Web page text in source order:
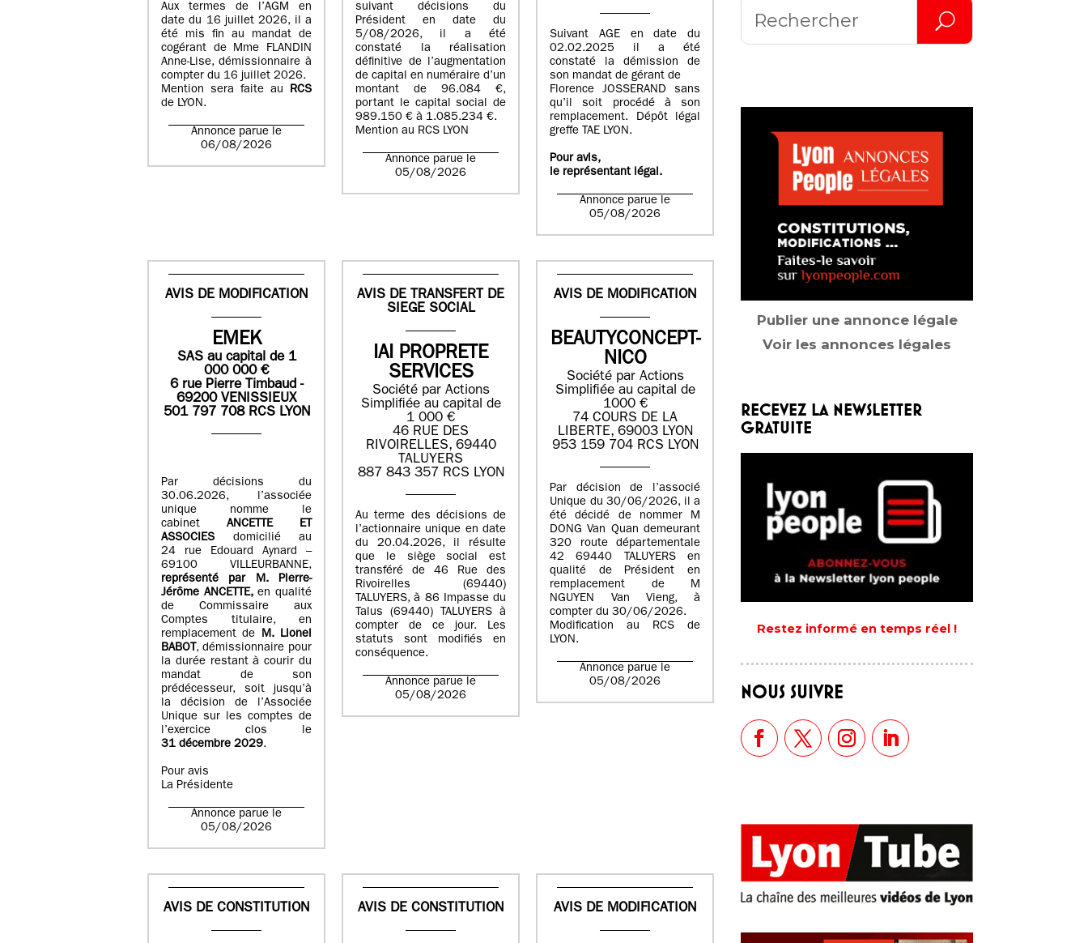
Aux termes de l’AGM en
date du 16 juillet 2026, il a
été mis fin au mandat de
cogérant de Mme FLANDIN
Anne-Lise, démissionnaire à
compter du 16 juillet 2026.
Mention sera faite au RCS
de LYON.
Annonce parue le
06/08/2026
suivant décisions du
Président en date du
5/08/2026, il a été
constaté la réalisation
définitive de l’augmentation
de capital en numéraire d’un
montant de 96.084 €,
portant le capital social de
989.150 € à 1.085.234 €.
Mention au RCS LYON
Annonce parue le
05/08/2026
Suivant AGE en date du
02.02.2025 il a été
constaté la démission de
son mandat de gérant de
Florence JOSSERAND sans
qu’il soit procédé à son
remplacement. Dépôt légal
greffe TAE LYON.
Pour avis,
le représentant légal.
Annonce parue le
05/08/2026
AVIS DE MODIFICATION
EMEK
SASau capital de 1
000 000€
6 rue Pierre Timbaud -
69200 VENISSIEUX
501 797 708 RCS LYON
Par décisions du
30.06.2026, l’associée
unique nomme le
cabinet ANCETTE ET
ASSOCIES
domicilié au
24 rue Edouard Aynard –
69100 VILLEURBANNE,
représenté par M.Pierre-
Jérôme ANCETTE, en qualité
de Commissaire aux
Comptes titulaire, en
remplacement de M.Lionel
BABOT, démissionnaire pour
la durée restant à courir du
mandat de son
prédécesseur, soit jusqu’à
la décision de l’Associée
Unique sur les comptes de
l’exercice clos le
31 décembre 2029.
Pour avis
La Présidente
Annonce parue le
05/08/2026
AVIS DE TRANSFERT DE
SIEGE SOCIAL
IAI PROPRETE
SERVICES
Société par Actions
Simplifiée au capital de
1 000 €
46 RUE DES
RIVOIRELLES, 69440
TALUYERS
887 843 357 RCS LYON
Au terme des décisions de
l’actionnaire unique en date
du 20.04.2026, il résulte
que le siège social est
transféré de 46 Rue des
Rivoirelles (69440)
TALUYERS, à 86 Impasse du
Talus (69440) TALUYERS à
compter de ce jour. Les
statuts sont modifiés en
conséquence.
Annonce parue le
05/08/2026
AVIS DE MODIFICATION
BEAUTYCONCEPT-
NICO
Société par Actions
Simplifiée au capital de
1000 €
74 COURS DE LA
LIBERTE, 69003 LYON
953 159 704 RCS LYON
Par décision de l’associé
Unique du 30/06/2026, il a
été décidé de nommer M
DONG Van Quan demeurant
320 route départementale
42 69440 TALUYERS en
qualité de Président en
remplacement de M
NGUYEN Van Vieng, à
compter du 30/06/2026.
Modification au RCS de
LYON.
Annonce parue le
05/08/2026
AVIS DE CONSTITUTION AVIS DE CONSTITUTION AVIS DE MODIFICATION
Publier une annonce légale
Voir les annonces légales
RECEVEZ LA NEWSLETTER
GRATUITE
Restez informé en temps réel !
NOUS SUIVRE